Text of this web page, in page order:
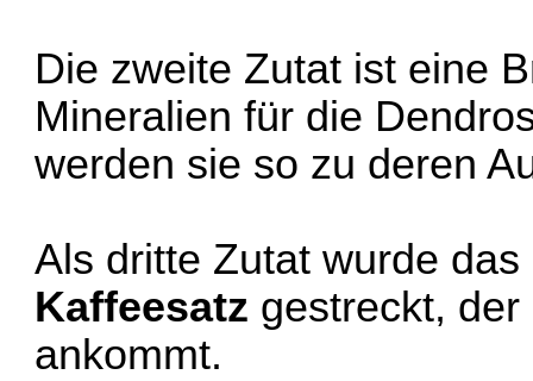
Die zweite Zutat ist eine
Mineralien für die
werden sie so zu deren
Als dritte Zutat wurde
Kaffeesatz gestreckt,
ankommt.